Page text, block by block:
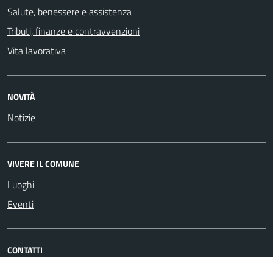
Salute, benessere e assistenza
Tributi, finanze e contravvenzioni
Vita lavorativa
NOVITÀ
Notizie
VIVERE IL COMUNE
Luoghi
Eventi
CONTATTI